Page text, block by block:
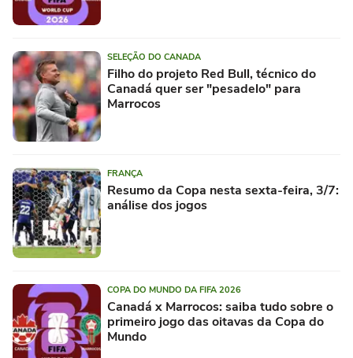
SELEÇÃO DO CANADA
Filho do projeto Red Bull, técnico do
Canadá quer ser "pesadelo" para
Marrocos
FRANÇA
Resumo da Copa nesta sexta-feira, 3/7:
análise dos jogos
COPA DO MUNDO DA FIFA 2026
Canadá x Marrocos: saiba tudo sobre o
primeiro jogo das oitavas da Copa do
Mundo